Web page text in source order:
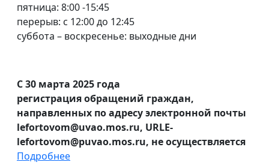
пятница: 8:00 -15:45
перерыв: с 12:00 до 12:45
суббота – воскресенье: выходные дни
С 30 марта 2025 года
регистрация обращений граждан,
направленных по адресу электронной почты
lefortovom@uvao.mos.ru, URLE-
lefortovom@puvao.mos.ru, не осуществляется
Подробнее